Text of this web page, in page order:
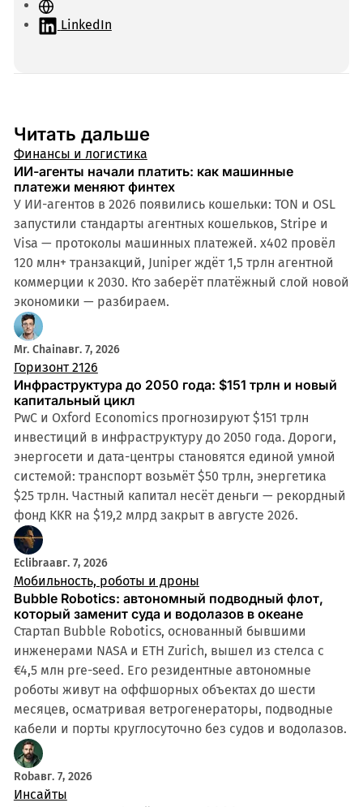
С
а LinkedIn
Читать дальше
Финансы и логистика
ИИ-агенты начали платить: как машинные
платежи меняют финтех
У ИИ-агентов в 2026 появились кошельки: TON и OSL
запустили стандарты агентных кошельков, Stripe и
Visa — протоколы машинных платежей. x402 провёл
120 млн+ транзакций, Juniper ждёт 1,5 трлн агентной
коммерции к 2030. Кто заберёт платёжный слой новой
экономики — разбираем.
Mr. Chainавг. 7, 2026
Горизонт 2126
Инфраструктура до 2050 года: $151 трлн и новый
капитальный цикл
PwC и Oxford Economics прогнозируют $151 трлн
инвестиций в инфраструктуру до 2050 года. Дороги,
энергосети и дата-центры становятся единой умной
системой: транспорт возьмёт $50 трлн, энергетика
$25 трлн. Частный капитал несёт деньги — рекордный
фонд KKR на $19,2 млрд закрыт в августе 2026.
Eclibraавг. 7, 2026
Мобильность, роботы и дроны
Bubble Robotics: автономный подводный флот,
который заменит суда и водолазов в океане
Стартап Bubble Robotics, основанный бывшими
инженерами NASA и ETH Zurich, вышел из стелса с
€4,5 млн pre-seed. Его резидентные автономные
роботы живут на оффшорных объектах до шести
месяцев, осматривая ветрогенераторы, подводные
кабели и порты круглосуточно без судов и водолазов.
Robавг. 7, 2026
Инсайты